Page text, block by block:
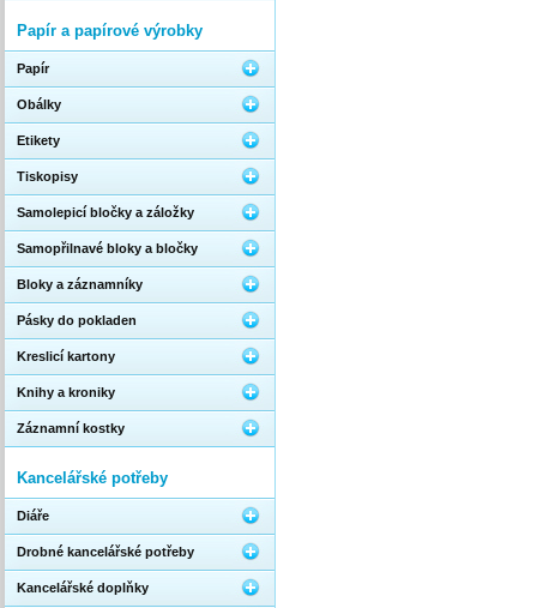
Papír a papírové výrobky
Papír
Obálky
Etikety
Tiskopisy
Samolepicí bločky a záložky
Samopřilnavé bloky a bločky
Bloky a záznamníky
Pásky do pokladen
Kreslicí kartony
Knihy a kroniky
Záznamní kostky
Kancelářské potřeby
Diáře
Drobné kancelářské potřeby
Kancelářské doplňky